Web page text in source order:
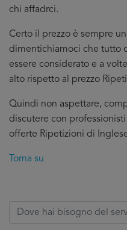
chi affadrci.
Certo il prezzo è sempre
dimentichiamoci che tutto
essere considerato e a
alto rispetto al prezzo
Quindi non aspettare,
discutere con
offerte Ripetizioni di
Torna su